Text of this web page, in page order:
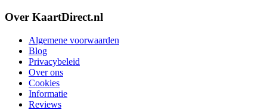
Over KaartDirect.nl
Algemene voorwaarden
Blog
Privacybeleid
Over ons
Cookies
Informatie
Reviews